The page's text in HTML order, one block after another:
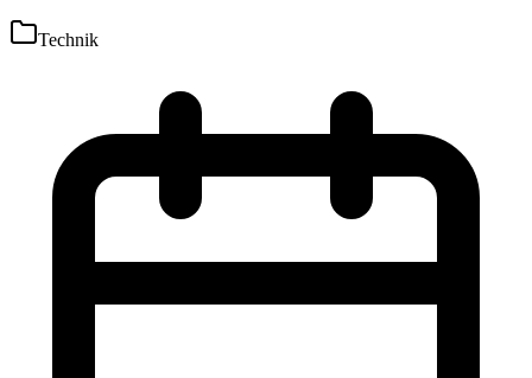
Technik